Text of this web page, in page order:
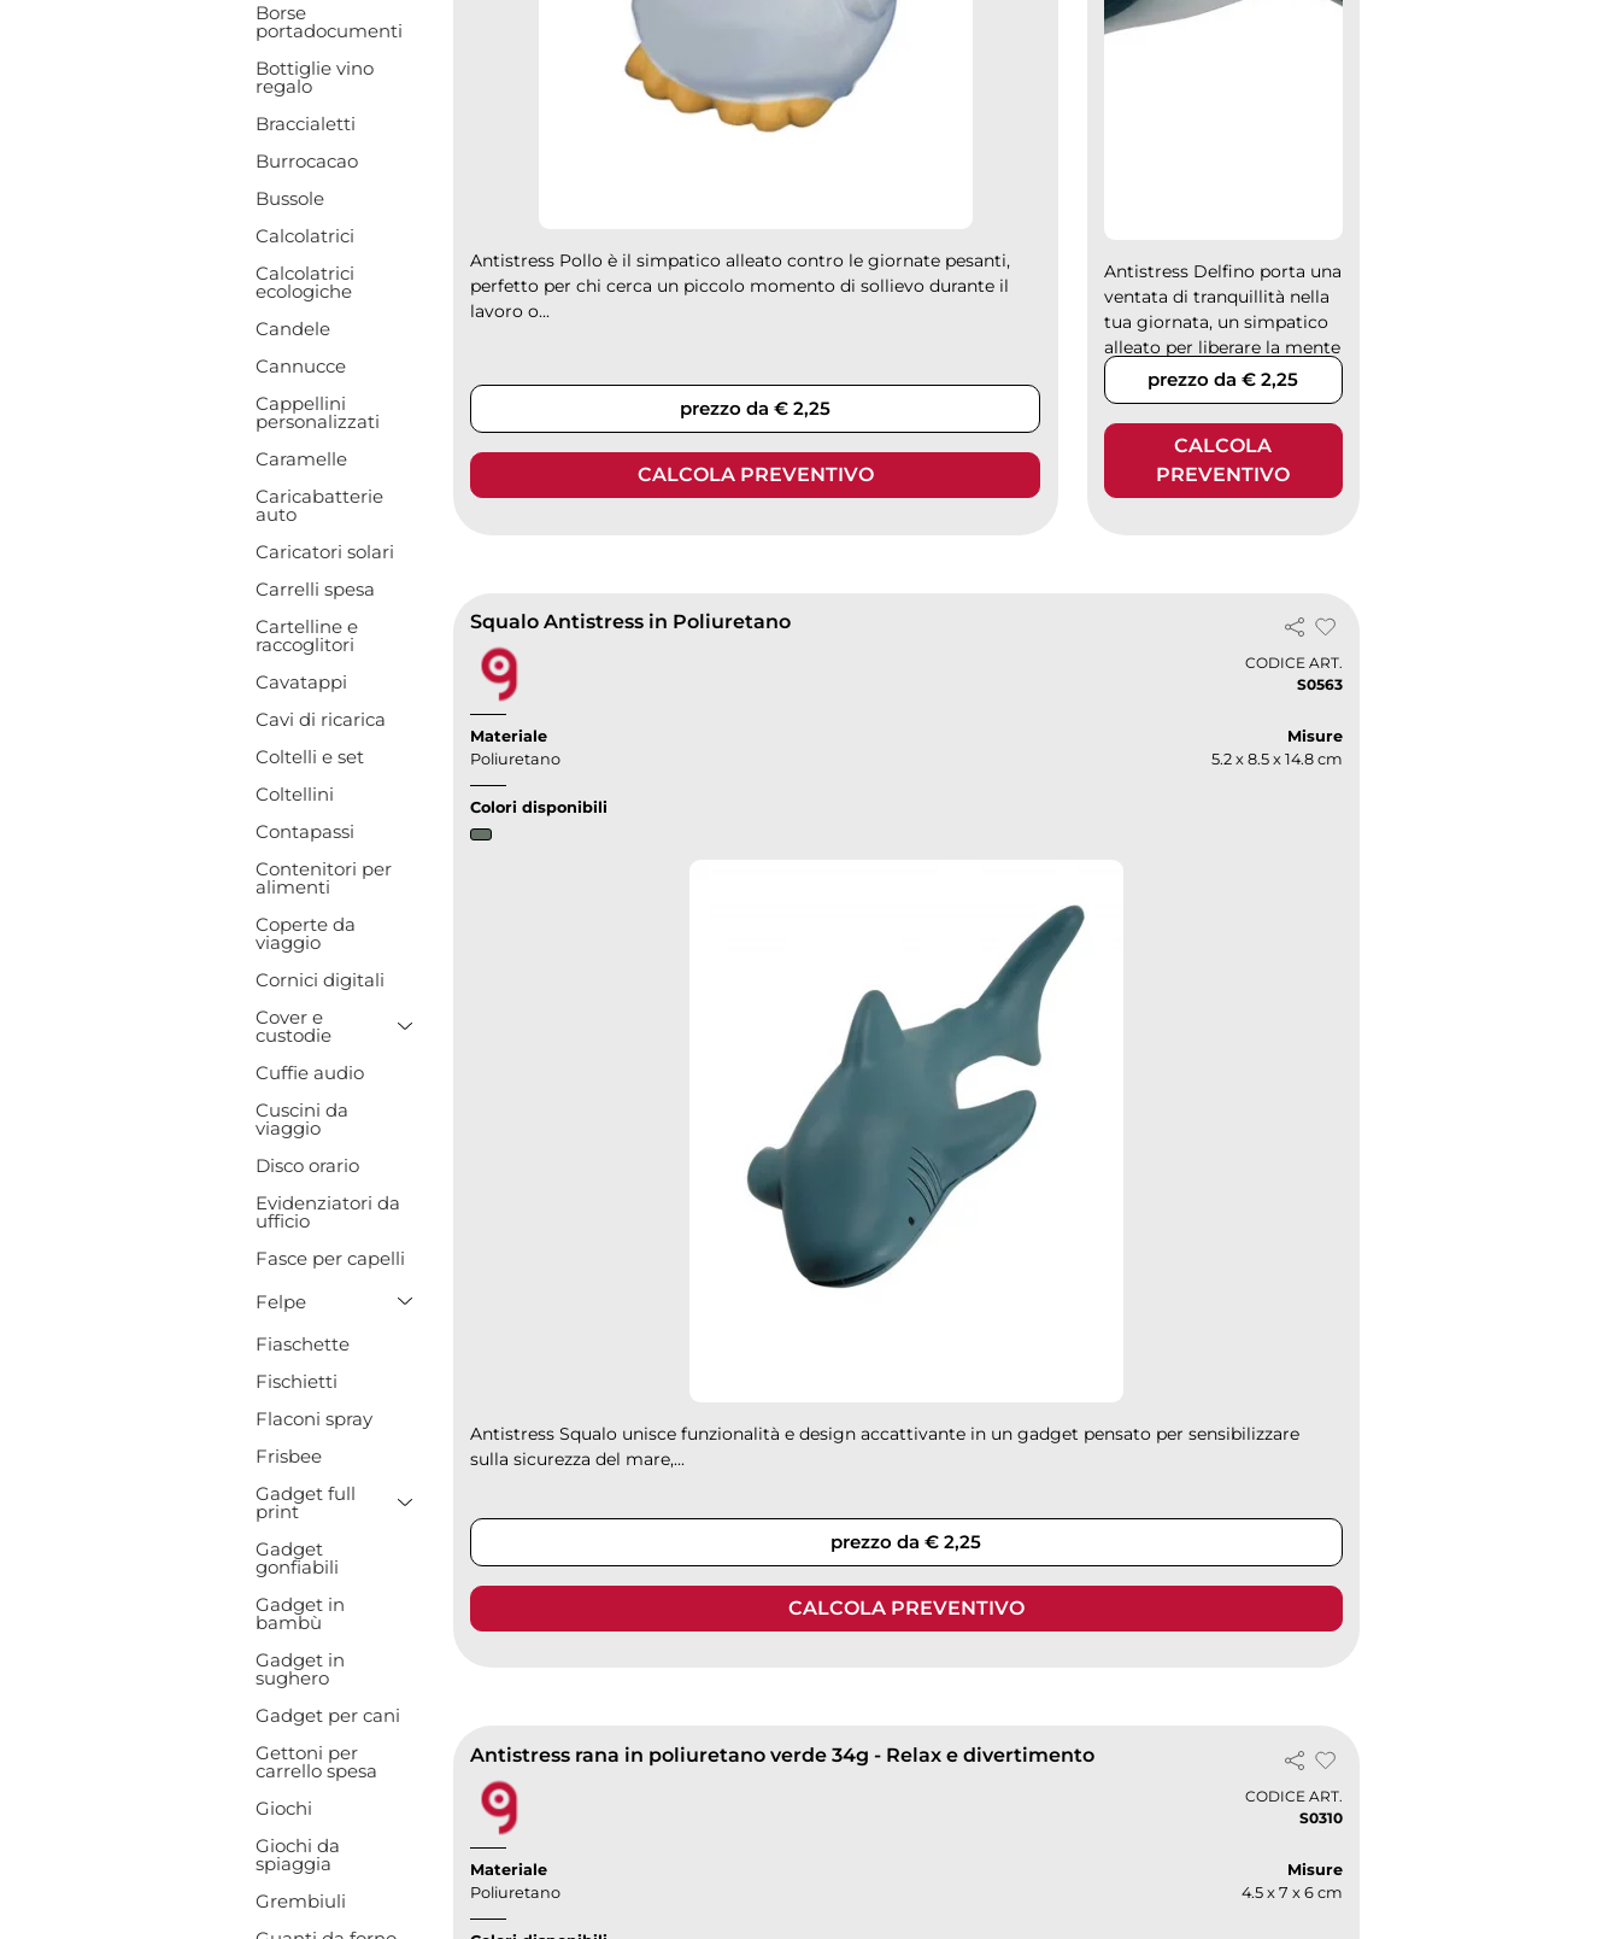
Borse
portadocumenti
Bottiglie vino
regalo
Braccialetti
Burrocacao
Bussole
Calcolatrici
Calcolatrici
ecologiche
Candele
Cannucce
Cappellini
personalizzati
Caramelle
Caricabatterie
auto
Caricatori solari
Carrelli spesa
Cartelline e
raccoglitori
Cavatappi
Cavi di ricarica
Coltelli e set
Coltellini
Contapassi
Contenitori per
alimenti
Coperte da
viaggio
Cornici digitali
Cover e
custodie
Toggle Dropdown
Cuffie audio
Cuscini da
viaggio
Disco orario
Evidenziatori da
ufficio
Fasce per capelli
Felpe
Toggle Dropdown
Fiaschette
Fischietti
Flaconi spray
Frisbee
Gadget full
print
Toggle Dropdown
Gadget
gonfiabili
Gadget in
bambù
Gadget in
sughero
Gadget per cani
Gettoni per
carrello spesa
Giochi
Giochi da
spiaggia
Grembiuli
Antistress Pollo è il simpatico alleato contro le giornate pesanti,
perfetto per chi cerca un piccolo momento di sollievo durante il
lavoro o...
prezzo da € 2,25
CALCOLA PREVENTIVO
Antistress Delfino porta una
ventata di tranquillità nella
tua giornata, un simpatico
alleato per liberare la mente
dallo stress grazie...
prezzo da € 2,25
CALCOLA
PREVENTIVO
Squalo Antistress in Poliuretano
CODICE ART.
S0563
Materiale
Poliuretano
Misure
5.2 x 8.5 x 14.8 cm
Colori disponibili
Antistress Squalo unisce funzionalità e design accattivante in un gadget pensato per sensibilizzare
sulla sicurezza del mare,...
prezzo da € 2,25
CALCOLA PREVENTIVO
Antistress rana in poliuretano verde 34g - Relax e divertimento
CODICE ART.
S0310
Materiale
Poliuretano
Misure
4.5 x 7 x 6 cm